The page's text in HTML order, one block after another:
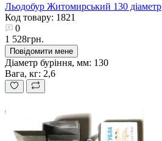
Льодобур Житомирський 130 діаметр
Код товару: 1821
0
1 528грн.
Повідомити мене
Діаметр буріння, мм: 130
Вага, кг: 2,6